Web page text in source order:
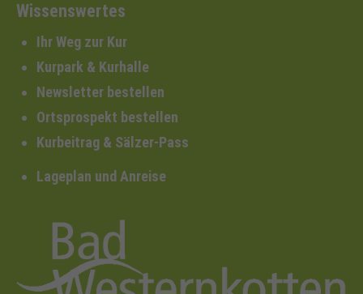
Wissenswertes
Ihr Weg zur Kur
Kurpark & Kurhalle
Newsletter bestellen
Ortsprospekt bestellen
Kurbeitrag & Sälzer-Pass
Lageplan und Anreise